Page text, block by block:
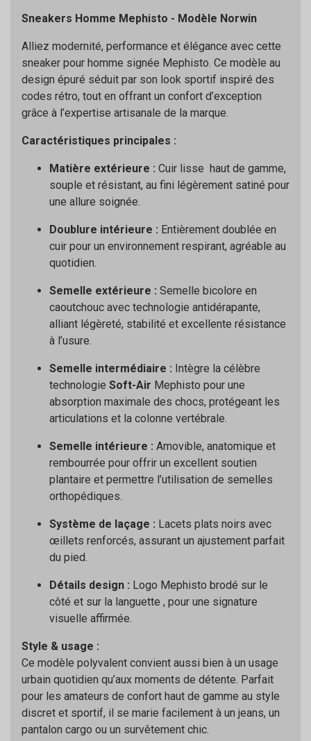
Sneakers Homme Mephisto - Modèle Norwin
Alliez modernité, performance et élégance avec cette
sneaker pour homme signée Mephisto. Ce modèle au
design épuré séduit par son look sportif inspiré des
codes rétro, tout en offrant un confort d’exception
grâce à l’expertise artisanale de la marque.
Caractéristiques principales :
Matière extérieure : Cuir lisse haut de gamme,
souple et résistant, au fini légèrement satiné pour
une allure soignée.
Doublure intérieure : Entièrement doublée en
cuir pour un environnement respirant, agréable au
quotidien.
Semelle extérieure : Semelle bicolore en
caoutchouc avec technologie antidérapante,
alliant légèreté, stabilité et excellente résistance
à l’usure.
Semelle intermédiaire : Intègre la célèbre
technologie Soft-Air Mephisto pour une
absorption maximale des chocs, protégeant les
articulations et la colonne vertébrale.
Semelle intérieure : Amovible, anatomique et
rembourrée pour offrir un excellent soutien
plantaire et permettre l’utilisation de semelles
orthopédiques.
Système de laçage : Lacets plats noirs avec
œillets renforcés, assurant un ajustement parfait
du pied.
Détails design : Logo Mephisto brodé sur le
côté et sur la languette , pour une signature
visuelle affirmée.
Style & usage :
Ce modèle polyvalent convient aussi bien à un usage
urbain quotidien qu’aux moments de détente. Parfait
pour les amateurs de confort haut de gamme au style
discret et sportif, il se marie facilement à un jeans, un
pantalon cargo ou un survêtement chic.